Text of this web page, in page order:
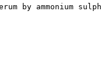
by ammonium